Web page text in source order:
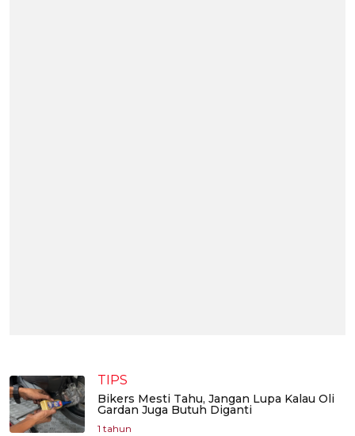
TIPS
Bikers Mesti Tahu, Jangan Lupa Kalau Oli
Gardan Juga Butuh Diganti
1 tahun